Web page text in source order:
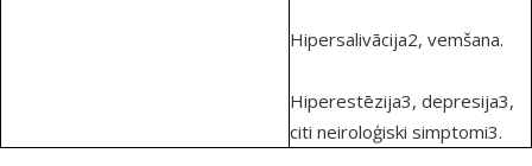
Hipersalivācija2, vemšana.
Hiperestēzija3, depresija3,
citi neiroloģiski simptomi3.